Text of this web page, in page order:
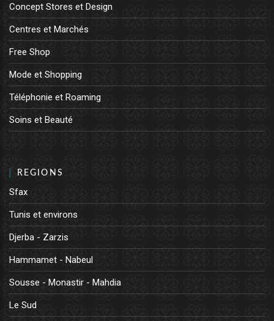
Concept Stores et Design
Centres et Marchés
Free Shop
Mode et Shopping
Téléphonie et Roaming
Soins et Beauté
REGIONS
Sfax
Tunis et environs
Djerba - Zarzis
Hammamet - Nabeul
Sousse - Monastir - Mahdia
Le Sud